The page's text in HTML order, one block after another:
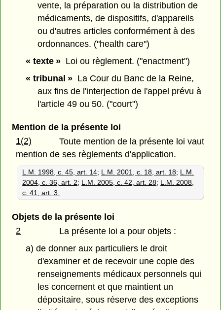
vente, la préparation ou la distribution de
médicaments, de dispositifs, d'appareils
ou d'autres articles conformément à des
ordonnances. ("health care")
« texte »Loi ou règlement. ("enactment")
« tribunal »La Cour du Banc de la Reine,
aux fins de l'interjection de l'appel prévu à
l'article 49 ou 50. ("court")
Mention de la présente loi
1(2)
Toute mention de la présente loi vaut
mention de ses règlements d'application.
L.M. 1998, c. 45, art. 14; L.M. 2001, c. 18, art. 18; L.M.
2004, c. 36, art. 2; L.M. 2005, c. 42, art. 28; L.M. 2008,
c. 41, art. 3.
Objets de la présente loi
2
La présente loi a pour objets :
a) de donner aux particuliers le droit
d'examiner et de recevoir une copie des
renseignements médicaux personnels qui
les concernent et que maintient un
dépositaire, sous réserve des exceptions